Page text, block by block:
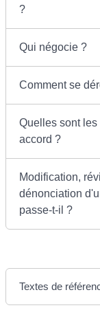
?
Qui négocie ?
Comment se
Quelles sont
accord ?
Modification,
dénonciation
passe-t-il ?
Textes de